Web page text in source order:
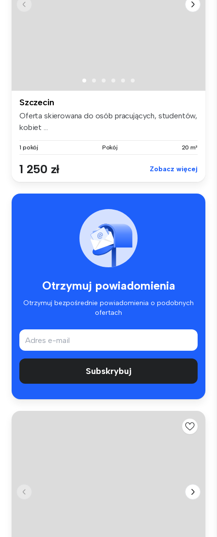
Szczecin
Oferta skierowana do osób pracujących, studentów,
kobiet ...
1 pokój Pokój 20 m²
1 250 zł Zobacz więcej
Otrzymuj powiadomienia
Otrzymuj bezpośrednie powiadomienia o podobnych
ofertach
Subskrybuj